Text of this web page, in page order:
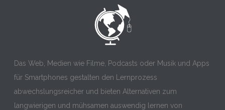
Das Web, Medien wie Filme, Podcasts oder Musik und Apps
für Smartphones gestalten den Lernprozess
abwechslungsreicher und bieten Alternativen zum
langwierigen und mühsamen auswendig lernen von